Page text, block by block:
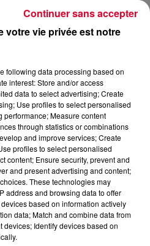
BIJOUX D'UNE LÉGENDE ÉTERNELLE
par Gwenael BILLAUD
Monroe ou les
éternelle
votre vie privée est notre
following data processing based on
interest: Store and/or access
data to select advertising; Create
Use profiles to select personalised
Measure content
through statistics or combinations
and improve services; Create
profiles to select personalised
content; Ensure security, prevent and
and present advertising and content;
These technologies may
address and browsing data to offer
based on information actively
data; Match and combine data from
devices; Identify devices based on
Continuer sans accepter